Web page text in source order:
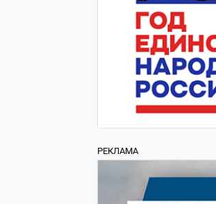
РЕКЛАМА